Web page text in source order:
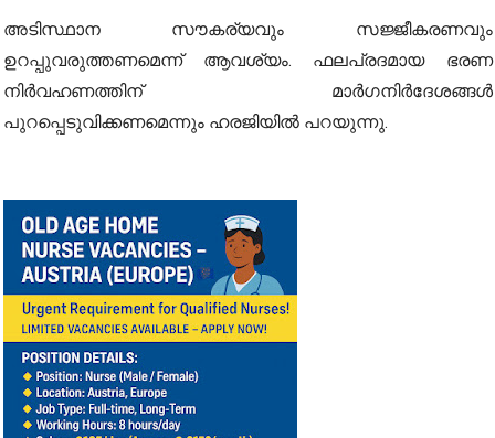
അടിസ്ഥാന സൗകര്യവും സജ്ജീകരണവും
ഉറപ്പുവരുത്തണമെന്ന് ആവശ്യം. ഫലപ്രദമായ ഭരണ
നിര്‍വഹണത്തിന് മാര്‍ഗനിര്‍ദേശങ്ങള്‍
പുറപ്പെടുവിക്കണമെന്നും ഹരജിയില്‍ പറയുന്നു.